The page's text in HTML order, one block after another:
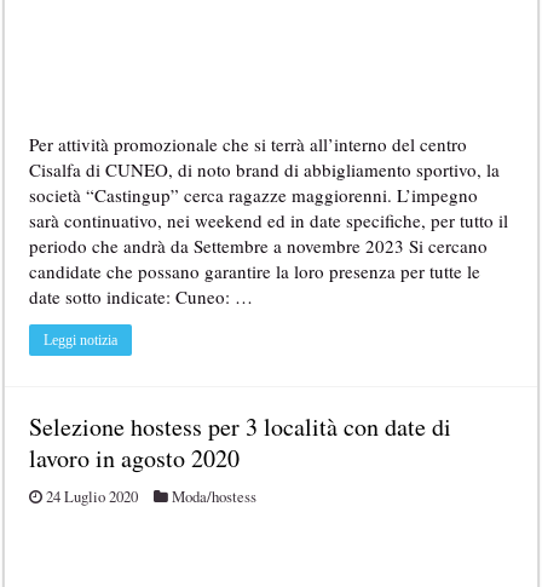
Per attività promozionale che si terrà all’interno del centro
Cisalfa di CUNEO, di noto brand di abbigliamento sportivo, la
società “Castingup” cerca ragazze maggiorenni. L’impegno
sarà continuativo, nei weekend ed in date specifiche, per tutto il
periodo che andrà da Settembre a novembre 2023 Si cercano
candidate che possano garantire la loro presenza per tutte le
date sotto indicate: Cuneo: …
Leggi notizia
Selezione hostess per 3 località con date di
lavoro in agosto 2020
24 Luglio 2020 Moda/hostess